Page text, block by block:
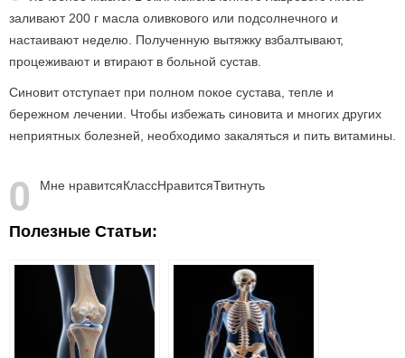
заливают 200 г масла оливкового или подсолнечного и
настаивают неделю. Полученную вытяжку взбалтывают,
процеживают и втирают в больной сустав.
Синовит отступает при полном покое сустава, тепле и
бережном лечении. Чтобы избежать синовита и многих других
неприятных болезней, необходимо закаляться и пить витамины.
0 Мне нравитсяКлассНравитсяТвитнуть
Полезные Статьи: